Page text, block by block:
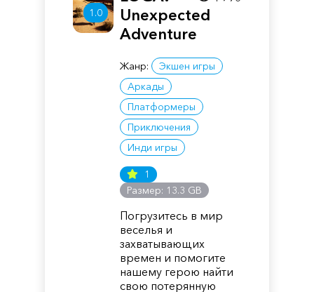
1.0
Unexpected
Adventure
Жанр:
Экшен игры
Аркады
Платформеры
Приключения
Инди игры
1
Размер: 13.3 GB
Погрузитесь в мир
веселья и
захватывающих
времен и помогите
нашему герою найти
свою потерянную